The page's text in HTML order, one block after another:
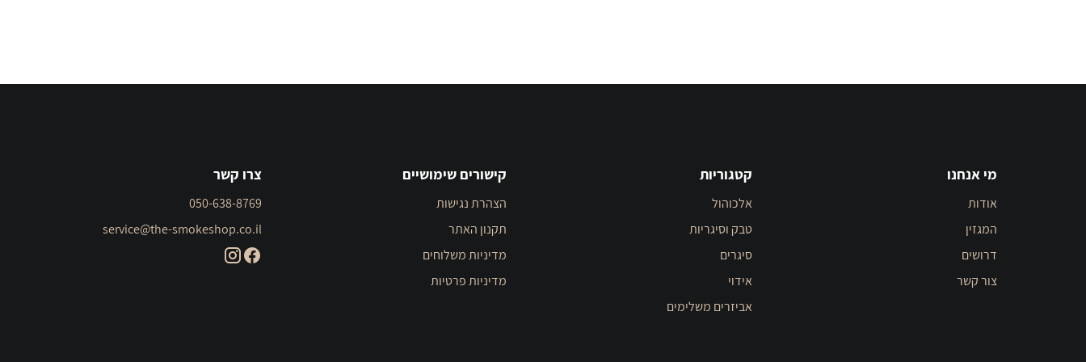
מי אנחנו
אודות
המגזין
דרושים
צור קשר
קטגוריות
אלכוהול
טבק וסיגריות
סיגרים
אידוי
אביזרים משלימים
קישורים שימושיים
הצהרת נגישות
תקנון האתר
מדיניות משלוחים
מדיניות פרטיות
צרו קשר
050-638-8769
service@the-smokeshop.co.il